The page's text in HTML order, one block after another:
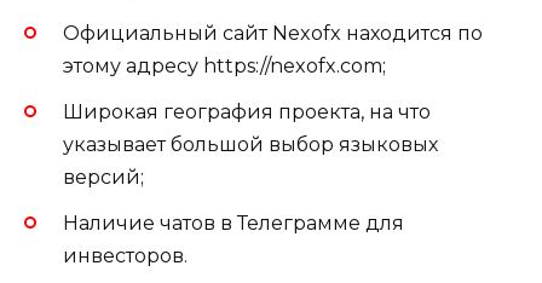
Официальный сайт Nexofx находится по
этому адресу https://nexofx.com;
Широкая география проекта, на что
указывает большой выбор языковых
версий;
Наличие чатов в Телеграмме для
инвесторов.